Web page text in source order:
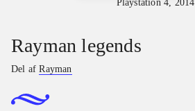
Playstation 4, 2014
Rayman legends
Del afRayman